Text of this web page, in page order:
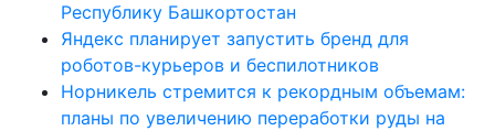
Республику Башкортостан
Яндекс планирует запустить бренд для
роботов-курьеров и беспилотников
Норникель стремится к рекордным объемам:
планы по увеличению переработки руды на